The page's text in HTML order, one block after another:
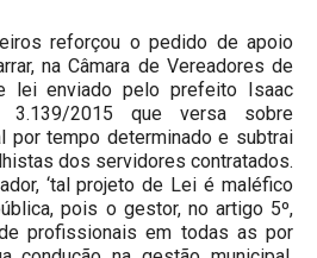
reforçou o pedido de apoio
na Câmara de Vereadores de
lei enviado pelo prefeito Isaac
3.139/2015 que versa sobre
por tempo determinado e subtrai
dos servidores contratados.
‘tal projeto de Lei é maléfico
pois o gestor, no artigo 5º,
profissionais em todas as por